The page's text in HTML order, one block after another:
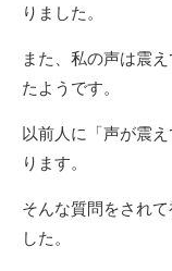
りました。
また、私の声は震
たようです。
以前人に「声が震
ります。
そんな質問をされ
した。